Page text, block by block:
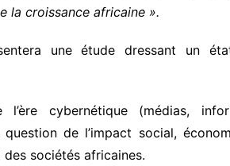
la croissance africaine ».
une étude dressant un
cybernétique (médias,
de l’impact social,
sociétés africaines.